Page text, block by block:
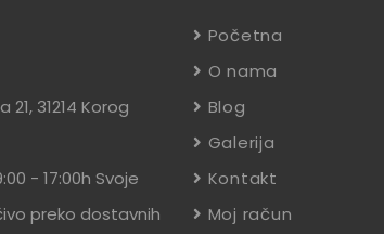
31214 Korog
- 17:00h Svoje
preko dostavnih
Početna
O nama
Blog
Galerija
Kontakt
Moj račun